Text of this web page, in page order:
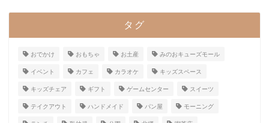
タグ
おでかけ おもちゃ お土産 みのおキューズモール
イベント カフェ カラオケ キッズスペース
キッズチェア ギフト ゲームセンター スイーツ
テイクアウト ハンドメイド パン屋 モーニング